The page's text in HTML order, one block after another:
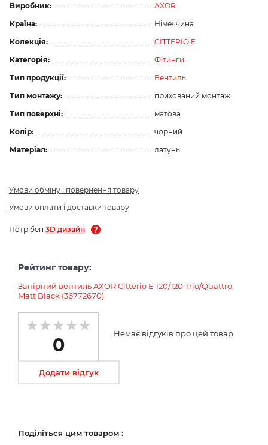
Виробник:
AXOR
Країна:
Німеччина
Колекція:
CITTERIO E
Категорія:
Фітинги
Тип продукції:
Вентиль
Тип монтажу:
прихований монтаж
Тип поверхні:
матова
Колір:
чорний
Матеріал:
латунь
Умови обміну і повернення товару
Умови оплати і доставки товару
Потрібен 3D дизайн
Рейтинг товару:
Запірний вентиль AXOR Citterio E 120/120 Trio/Quattro,
Matt Black (36772670)
0
Немає відгуків про цей товар
Додати відгук
Поділіться цим товаром :